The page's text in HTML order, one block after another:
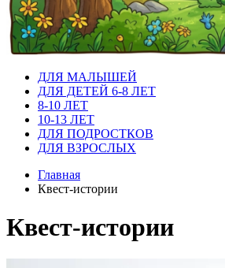
ДЛЯ МАЛЫШЕЙ
ДЛЯ ДЕТЕЙ 6-8 ЛЕТ
8-10 ЛЕТ
10-13 ЛЕТ
ДЛЯ ПОДРОСТКОВ
ДЛЯ ВЗРОСЛЫХ
Главная
Квест-истории
Квест-истории